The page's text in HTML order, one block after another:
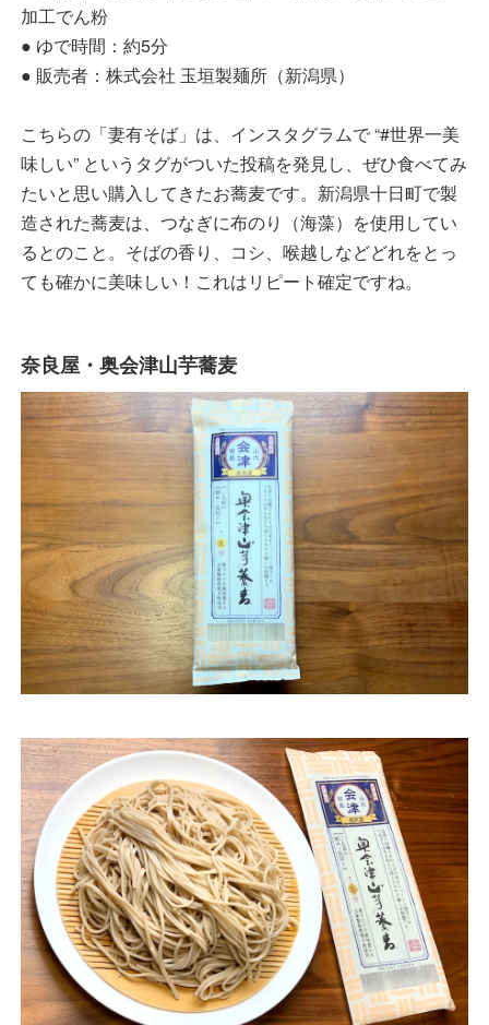
加工でん粉
● ゆで時間：約5分
● 販売者：株式会社 玉垣製麺所（新潟県）
こちらの「妻有そば」は、インスタグラムで “#世界一美
味しい” というタグがついた投稿を発見し、ぜひ食べてみ
たいと思い購入してきたお蕎麦です。新潟県十日町で製
造された蕎麦は、つなぎに布のり（海藻）を使用してい
るとのこと。そばの香り、コシ、喉越しなどどれをとっ
ても確かに美味しい！これはリピート確定ですね。
奈良屋・奥会津山芋蕎麦